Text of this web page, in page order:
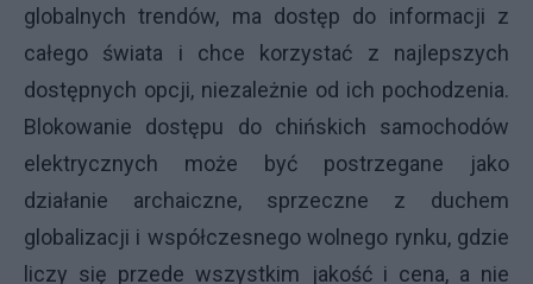
globalnych trendów, ma dostęp do informacji z
całego świata i chce korzystać z najlepszych
dostępnych opcji, niezależnie od ich pochodzenia.
Blokowanie dostępu do chińskich samochodów
elektrycznych może być postrzegane jako
działanie archaiczne, sprzeczne z duchem
globalizacji i współczesnego wolnego rynku, gdzie
liczy się przede wszystkim jakość i cena, a nie